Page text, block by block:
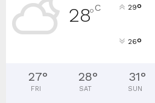
28°C 29°
26°
27°
FRI
28°
SAT
31°
SUN